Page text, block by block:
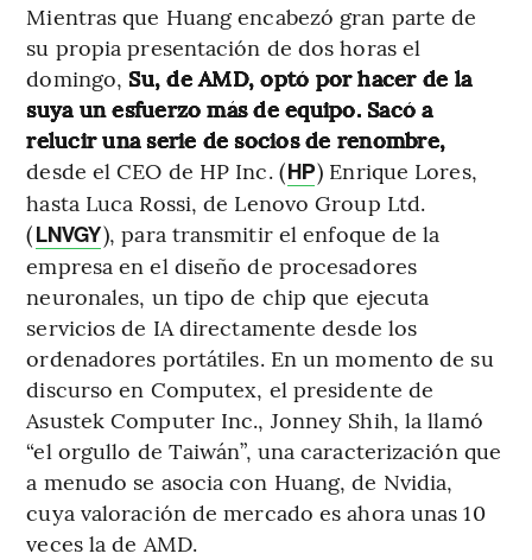
Mientras que Huang encabezó gran parte de
su propia presentación de dos horas el
domingo, Su, de AMD, optó por hacer de la
suya un esfuerzo más de equipo. Sacó a
relucir una serie de socios de renombre,
desde el CEO de HP Inc. (HP) Enrique Lores,
hasta Luca Rossi, de Lenovo Group Ltd.
(LNVGY), para transmitir el enfoque de la
empresa en el diseño de procesadores
neuronales, un tipo de chip que ejecuta
servicios de IA directamente desde los
ordenadores portátiles. En un momento de su
discurso en Computex, el presidente de
Asustek Computer Inc., Jonney Shih, la llamó
“el orgullo de Taiwán”, una caracterización que
a menudo se asocia con Huang, de Nvidia,
cuya valoración de mercado es ahora unas 10
veces la de AMD.